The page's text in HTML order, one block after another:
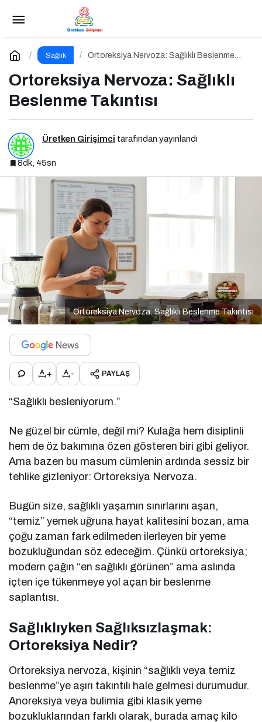
Sağlık
Ortoreksiya Nervoza: Sağlıklı Beslenme
Ortoreksiya Nervoza: Sağlıklı
Beslenme Takıntısı
Üretken Girişimci tarafından yayınlandı
8dk, 45sn
Ortoreksiya Nervoza: Sağlıklı Beslenme Takıntısı
+ - PAYLAŞ
“Sağlıklı besleniyorum.”
Ne güzel bir cümle, değil mi? Kulağa hem disiplinli
hem de öz bakımına özen gösteren biri gibi geliyor.
Ama bazen bu masum cümlenin ardında sessiz bir
tehlike gizleniyor: Ortoreksiya Nervoza.
Bugün size, sağlıklı yaşamın sınırlarını aşan,
“temiz” yemek uğruna hayat kalitesini bozan, ama
çoğu zaman fark edilmeden ilerleyen bir yeme
bozukluğundan söz edeceğim. Çünkü ortoreksiya;
modern çağın “en sağlıklı görünen” ama aslında
içten içe tükenmeye yol açan bir beslenme
saplantısı.
Sağlıklıyken Sağlıksızlaşmak:
Ortoreksiya Nedir?
Ortoreksiya nervoza, kişinin “sağlıklı veya temiz
beslenme”ye aşırı takıntılı hale gelmesi durumudur.
Anoreksiya veya bulimia gibi klasik yeme
bozukluklarından farklı olarak, burada amaç kilo
Tıkanırcasına Yeme Bozukluğu: Doymayan
Duygular
Yorum Yap